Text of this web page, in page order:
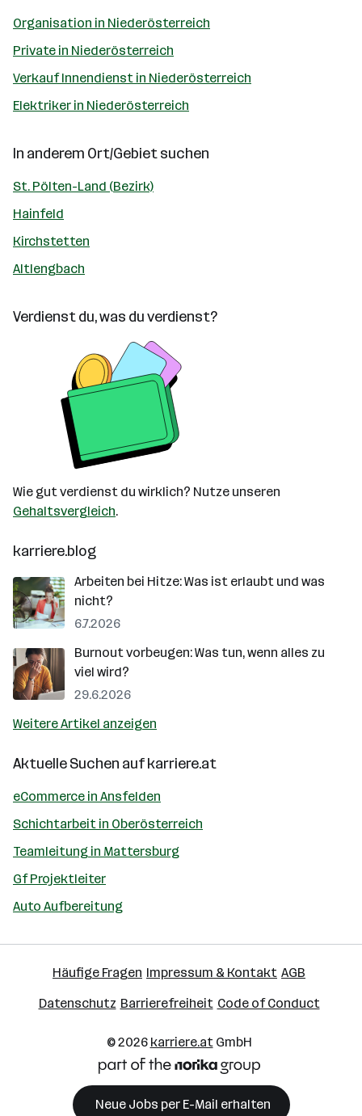
Organisation in Niederösterreich
Private in Niederösterreich
Verkauf Innendienst in Niederösterreich
Elektriker in Niederösterreich
In anderem Ort/Gebiet suchen
St. Pölten-Land (Bezirk)
Hainfeld
Kirchstetten
Altlengbach
Verdienst du, was du verdienst?
Wie gut verdienst du wirklich? Nutze unseren
Gehaltsvergleich.
karriere.blog
Arbeiten bei Hitze: Was ist erlaubt und was
nicht?
6.7.2026
Burnout vorbeugen: Was tun, wenn alles zu
viel wird?
29.6.2026
Weitere Artikel anzeigen
Aktuelle Suchen aufkarriere.at
eCommerce in Ansfelden
Schichtarbeit in Oberösterreich
Teamleitung in Mattersburg
Gf Projektleiter
Auto Aufbereitung
Häufige Fragen Impressum & Kontakt AGB
Datenschutz Barrierefreiheit Code of Conduct
© 2026 karriere.atGmbH
Neue Jobs per E-Mail erhalten